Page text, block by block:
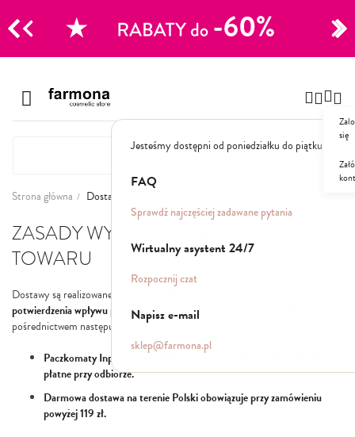
treści
Jesteśmy dostępni od poniedziałku do piątku:
FAQ
Sprawdź najczęściej zadawane pytania
Wirtualny asystent 24/7
Rozpocznij czat
Napisz e-mail
sklep@farmona.pl
się
Szampony
Dla mężczyzn
Odżywki, maski, serum
Kuracje i wcierki
Mgiełki
Stylizacja
Włosy suche i łamliwe
Włosy wypadające
Włosy przetłuszczające się
Włosy farbowane
Strona główna Dostawa
ZASADY WYSYŁKI ZAMÓWIONEGO
TOWARU
Dostawy są realizowane w ciągu
potwierdzenia wpływu płatności.Towar wysyłany jest na terenie Polski za
pośrednictwem następujących przewoźników:
Paczkomaty Inpost- 11 zł, DPD- płatne z góry 15 zł, DPD- 19,90 zł
płatne przy odbiorze.
Darmowa dostawa na terenie Polski obowiązuje przy zamówieniu
powyżej 119 zł.